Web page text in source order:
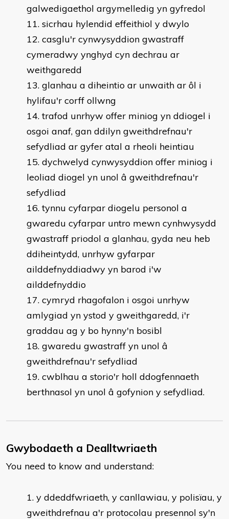
galwedigaethol argymelledig yn gyfredol
sicrhau hylendid effeithiol y dwylo
casglu'r cynwysyddion gwastraff
cymeradwy ynghyd cyn dechrau ar
weithgaredd
glanhau a diheintio ar unwaith ar ôl i
hylifau'r corff ollwng
trafod unrhyw offer miniog yn ddiogel i
osgoi anaf, gan ddilyn gweithdrefnau'r
sefydliad ar gyfer atal a rheoli heintiau
dychwelyd cynwysyddion offer miniog i
leoliad diogel yn unol â gweithdrefnau'r
sefydliad
tynnu cyfarpar diogelu personol a
gwaredu cyfarpar untro mewn cynhwysydd
gwastraff priodol a glanhau, gyda neu heb
ddiheintydd, unrhyw gyfarpar
ailddefnyddiadwy yn barod i'w
ailddefnyddio
cymryd rhagofalon i osgoi unrhyw
amlygiad yn ystod y gweithgaredd, i'r
graddau ag y bo hynny'n bosibl
gwaredu gwastraff yn unol â
gweithdrefnau'r sefydliad
cwblhau a storio'r holl ddogfennaeth
berthnasol yn unol â gofynion y sefydliad.
Gwybodaeth a Dealltwriaeth
You need to know and understand:
y ddeddfwriaeth, y canllawiau, y polisïau, y
gweithdrefnau a'r protocolau presennol sy'n